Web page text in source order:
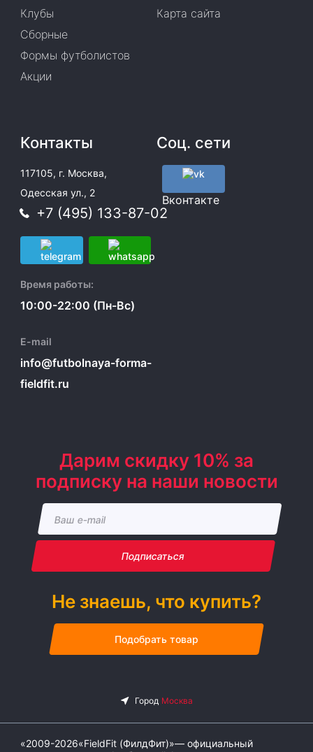
Клубы
Сборные
Формы футболистов
Акции
Карта сайта
Контакты
117105, г. Москва,
Одесская ул., 2
+7 (495) 133-87-02
Время работы:
10:00-22:00 (Пн-Вс)
E-mail
info@futbolnaya-forma-
fieldfit.ru
Соц. сети
Вконтакте
Дарим скидку 10% за
подписку на наши новости
Подписаться
Не знаешь, что купить?
Подобрать товар
«2009-2026«FieldFit (ФилдФит)»— официальный